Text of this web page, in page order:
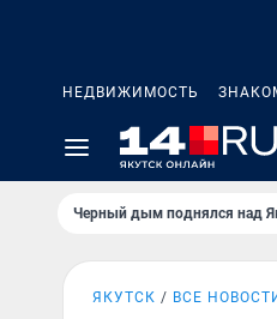
НЕДВИЖИМОСТЬ
Черный дым поднялся над
ЯКУТСК ВСЕ